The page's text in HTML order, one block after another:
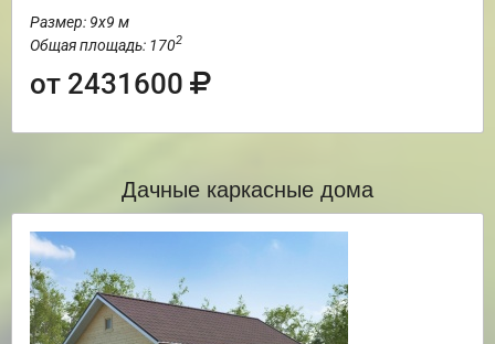
Размер: 9х9 м
Общая площадь: 1702
от 2431600
Дачные каркасные дома